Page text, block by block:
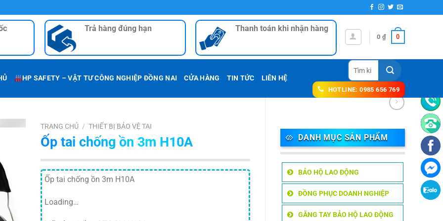
Trả hàng đúng hạn Thanh toán khi nhận hàng
0 ₫ 0
HP SAFETY – VẬT TƯ CÔNG NGHIỆP ĐỒNG NAI CỬA HÀNG TIN TỨC LIÊN HỆ
Tìm
kiếm:
HOTLINE: 0985 656 769
DANH MỤC SẢN PHẨM
BẢO HỘ LAO ĐỘNG
ĐỒNG PHỤC DOANH NGHIỆP
GĂNG TAY BẢO HỘ LAO ĐỘNG
TRANG CHỦ / THIẾT BỊ BẢO VỆ TAI
Ốp tai chống ồn 3m H10A
Ốp tai chống ồn 3m H10A
Loading…